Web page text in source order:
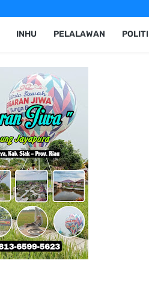
INHU PELALAWAN